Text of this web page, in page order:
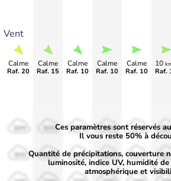
Vent
Calme
Raf. 20
Calme
Raf. 15
Calme
Raf. 10
Calme
Raf. 10
Calme
Raf. 10
10
Raf.
50%
30%
50%
30%
50%
30%
50%
30%
50%
30%
Ces paramètres sont réservés
Il vous reste 50% à
Quantité de précipitations, couverture
luminosité, indice UV, humidité de
atmosphérique et